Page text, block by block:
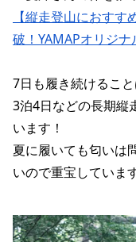
【縦走登山におす
破！YAMAPオリジ
7日も履き続けるこ
3泊4日などの長期縦
います！
夏に履いても匂いは
いので重宝しています